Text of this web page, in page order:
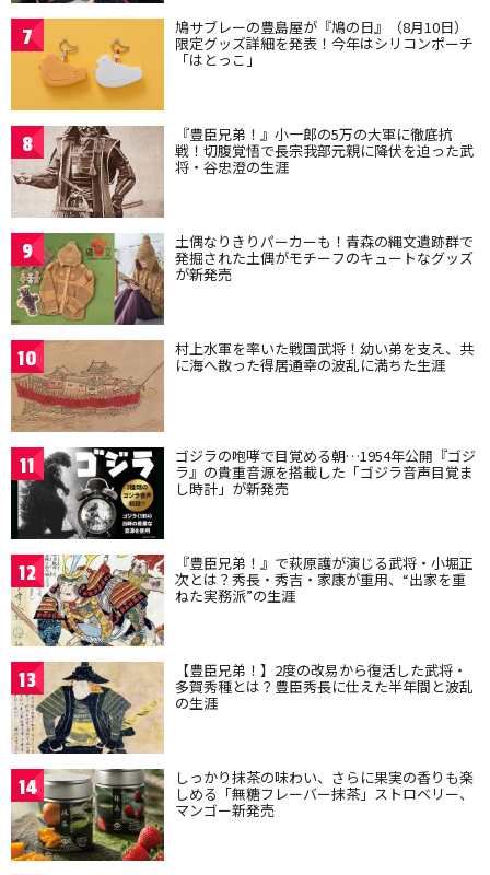
7 鳩サブレーの豊島屋が『鳩の日』（8月10日）
限定グッズ詳細を発表！今年はシリコンポーチ
「はとっこ」
8 『豊臣兄弟！』小一郎の5万の大軍に徹底抗
戦！切腹覚悟で長宗我部元親に降伏を迫った武
将・谷忠澄の生涯
9 土偶なりきりパーカーも！青森の縄文遺跡群で
発掘された土偶がモチーフのキュートなグッズ
が新発売
10 村上水軍を率いた戦国武将！幼い弟を支え、共
に海へ散った得居通幸の波乱に満ちた生涯
11 ゴジラの咆哮で目覚める朝…1954年公開『ゴジ
ラ』の貴重音源を搭載した「ゴジラ音声目覚ま
し時計」が新発売
12 『豊臣兄弟！』で萩原護が演じる武将・小堀正
次とは？秀長・秀吉・家康が重用、“出家を重
ねた実務派”の生涯
13 【豊臣兄弟！】2度の改易から復活した武将・
多賀秀種とは？豊臣秀長に仕えた半年間と波乱
の生涯
14 しっかり抹茶の味わい、さらに果実の香りも楽
しめる「無糖フレーバー抹茶」ストロベリー、
マンゴー新発売